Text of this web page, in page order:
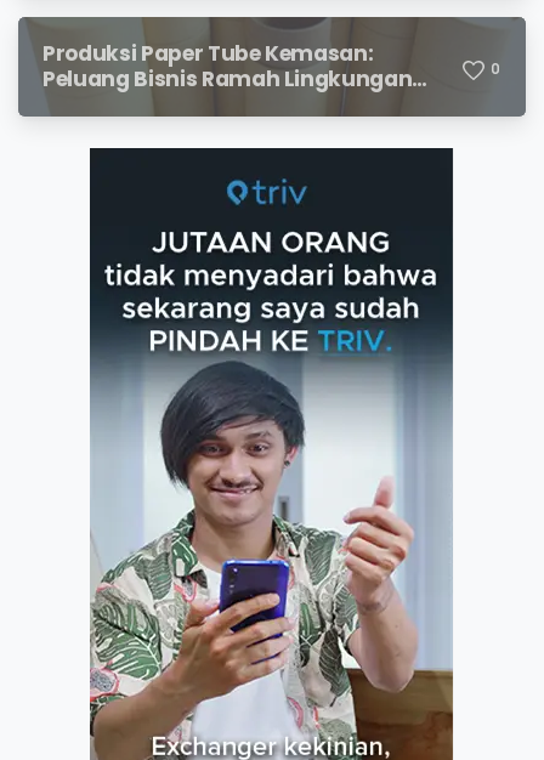
Produksi Paper Tube Kemasan:
Peluang Bisnis Ramah Lingkungan
0